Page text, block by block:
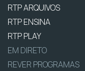
RTP ARQUIVOS
RTP ENSINA
RTP PLAY
EM DIRETO
REVER PROGRAMAS